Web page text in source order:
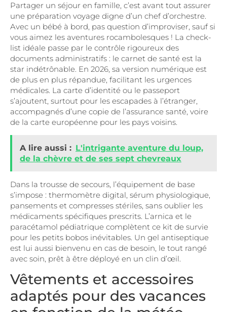
Partager un séjour en famille, c’est avant tout assurer
une préparation voyage digne d’un chef d’orchestre.
Avec un bébé à bord, pas question d’improviser, sauf si
vous aimez les aventures rocambolesques ! La check-
list idéale passe par le contrôle rigoureux des
documents administratifs : le carnet de santé est la
star indétrônable. En 2026, sa version numérique est
de plus en plus répandue, facilitant les urgences
médicales. La carte d’identité ou le passeport
s’ajoutent, surtout pour les escapades à l’étranger,
accompagnés d’une copie de l’assurance santé, voire
de la carte européenne pour les pays voisins.
A lire aussi : L'intrigante aventure du loup,
de la chèvre et de ses sept chevreaux
Dans la trousse de secours, l’équipement de base
s’impose : thermomètre digital, sérum physiologique,
pansements et compresses stériles, sans oublier les
médicaments spécifiques prescrits. L’arnica et le
paracétamol pédiatrique complètent ce kit de survie
pour les petits bobos inévitables. Un gel antiseptique
est lui aussi bienvenu en cas de besoin, le tout rangé
avec soin, prêt à être déployé en un clin d’œil.
Vêtements et accessoires
adaptés pour des vacances